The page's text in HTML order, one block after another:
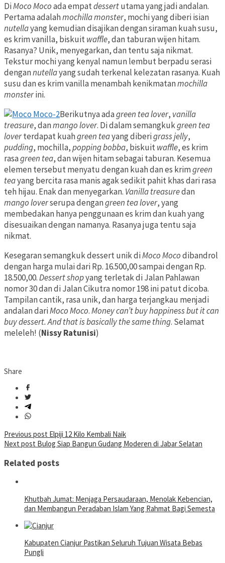
DiMoco Mocoada empatdessertutama yang jadi andalan.
Pertama adalahmochilla monster, mochi yang diberi isian
nutellayang kemudian disajikan dengan siraman kuah susu,
es krim vanilla, biskuitwaffle, dan taburan wijen hitam.
Rasanya? Unik, menyegarkan, dan tentu saja nikmat.
Tekstur mochi yang kenyal namun lembut berpadu serasi
dengannutellayang sudah terkenal kelezatan rasanya. Kuah
susu dan es krim vanilla menambah kenikmatanmochilla
monsterini.
Berikutnya adagreen tea lover, vanilla
treasure, danmango lover. Di dalam semangkukgreen tea
loverterdapat kuahgreen teayang diberigrass jelly,
pudding, mochilla,popping bobba, biskuitwaffle, es krim
rasagreen tea, dan wijen hitam sebagai taburan. Kesemua
elemen tersebut menyatu dengan kuah dan es krimgreen
teayang bercita rasa manis agak sedikit pahit khas dari rasa
teh hijau. Enak dan menyegarkan. Vanilla treasuredan
mango loverserupa dengangreen tea lover, yang
membedakan hanya penggunaan es krim dan kuah yang
disesuaikan dengan namanya. Rasanya juga tentu saja
nikmat.
Kesegaran semangkuk dessert unik diMoco Mocodibandrol
dengan harga mulai dari Rp. 16.500,00 sampai dengan Rp.
18.500,00.Dessert shopyang terletak di Jalan Pahlawan
nomor 30 dan di Jalan Cikutra nomor 198 ini patut dicoba.
Tampilan cantik, rasa unik, dan harga terjangkau menjadi
andalan dariMoco Moco.Money can’t buy happiness but it can
buy dessert. And that is basically the same thing. Selamat
meleleh! (Nissy Ratunisi)
Share
Post
navigation
Previous post Elpiji 12 Kilo Kembali Naik
Next post Bulog Siap Bangun Gudang Moderen di Jabar Selatan
Related posts
Khutbah Jumat: Menjaga Persaudaraan, Menolak Kebencian,
dan Membangun Peradaban Islam Yang Rahmat Bagi Semesta
Kabupaten Cianjur Pastikan Seluruh Tujuan Wisata Bebas
Pungli